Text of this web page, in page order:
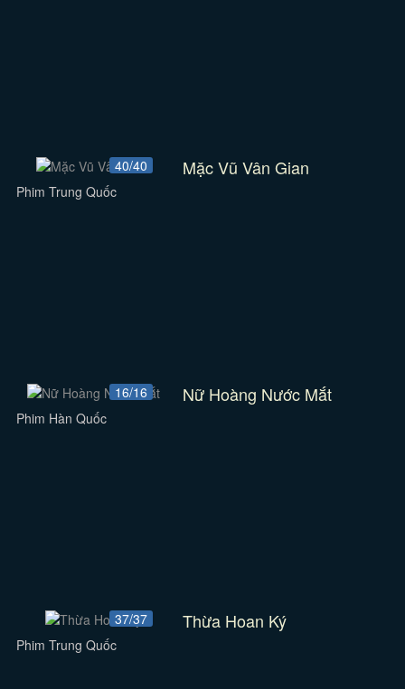
40/40 Mặc Vũ Vân Gian
Phim Trung Quốc
16/16 Nữ Hoàng Nước Mắt
Phim Hàn Quốc
37/37 Thừa Hoan Ký
Phim Trung Quốc